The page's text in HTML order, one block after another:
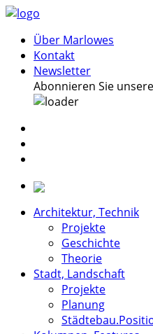
Über Marlowes
Kontakt
Newsletter
Abonnieren Sie
Architektur, Technik
Projekte
Geschichte
Theorie
Stadt, Landschaft
Projekte
Planung